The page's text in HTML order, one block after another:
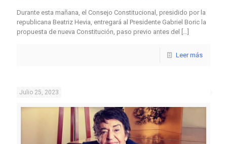
Durante esta mañana, el Consejo Constitucional, presidido por la
republicana Beatriz Hevia, entregará al Presidente Gabriel Boric la
propuesta de nueva Constitución, paso previo antes del
Leer más
Julio 25, 2023